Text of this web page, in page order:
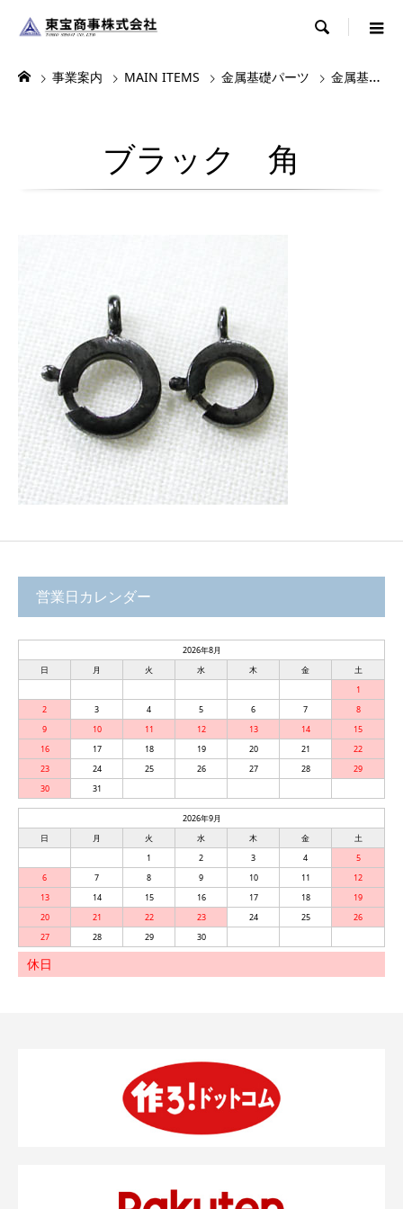

事業案内 MAIN ITEMS 金属基礎パーツ 金属基礎パーツ2
ブラック 角
営業日カレンダー
2026年8月
日
月 火 水 木 金
土
1
2
3 4 5 6 7
8
9
10 11 12 13 14
15
16
17 18 19 20 21
22
23
24 25 26 27 28
29
30
31
2026年9月
日
月 火 水 木 金
土
1
2 3 4
5
6
7 8 9 10 11
12
13
14 15 16 17 18
19
20
21 22 23 24 25
26
27
28 29 30
休日